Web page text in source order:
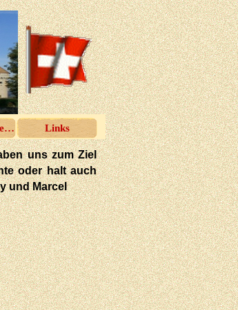
Links
uns zum Ziel
oder halt auch
und Marcel